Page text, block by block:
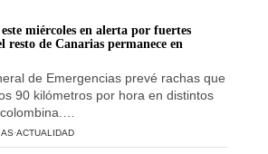
miércoles en alerta por fuertes
resto de Canarias permanece en
de Emergencias prevé rachas que
90 kilómetros por hora en distintos
·ACTUALIDAD